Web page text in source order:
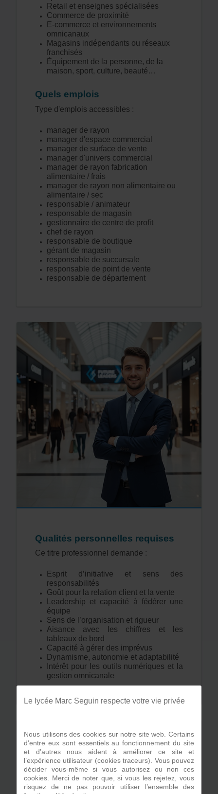
Retail et enseignes spécialisées
Commerce de proximité
E-commerce et environnements
omnicanaux
Magasins indépendants ou réseaux
franchisés
Équipement de la personne, de la
maison, sport, culture, beauté…
Quels emplois
Type d'emplois accessibles :
manager de rayon
manager d'espace commercial
manager de surface de vente
manager d'univers commercial
manager de rayon fabrication
alimentaire / frais
manager de rayon non alimentaire ou
alimentaire / sec
responsable / animateur
responsable de magasin
gestionnaire de centre de profit
chef de rayon
responsable de boutique
gérant de magasin
responsable de succursale
responsable de point de vente
responsable de département
Qualités personnelles requises
Ce titre professionnel demande :
Esprit d’initiative et sens des
responsabilités
Goût pour la relation client et la vente
Leadership et capacité à fédérer une
équipe
Sens de l’organisation et rigueur
Aisance avec les chiffres et les
tableaux de bord
Capacité à gérer des imprévus
Dynamisme, autonomie et adaptabilité
Intérêt pour les outils numériques et la
gestion omnicanale
Le lycée Marc Seguin respecte votre vie privée
Nous utilisons des cookies sur notre site web. Certains
d’entre eux sont essentiels au fonctionnement du site
et d’autres nous aident à améliorer ce site et
l’expérience utilisateur (cookies traceurs). Vous pouvez
décider vous-même si vous autorisez ou non ces
cookies. Merci de noter que, si vous les rejetez, vous
risquez de ne pas pouvoir utiliser l’ensemble des